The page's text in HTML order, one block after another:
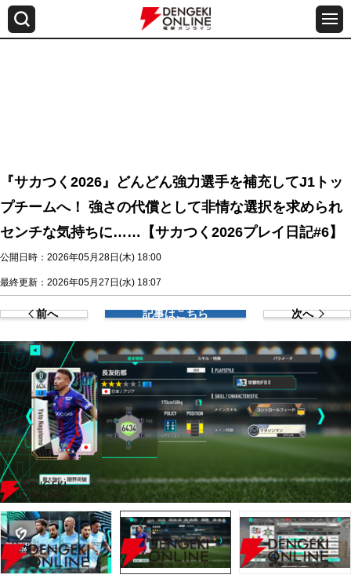
『サカつく2026』どんどん強力選手を補充してJ1トッ
プチームへ！ 強さの代償として非情な選択を求められ
センチな気持ちに……【サカつく2026プレイ日記#6】
公開日時：2026年05月28日(木) 18:00
最終更新：2026年05月27日(水) 18:07
前へ 記事はこちら 次へ